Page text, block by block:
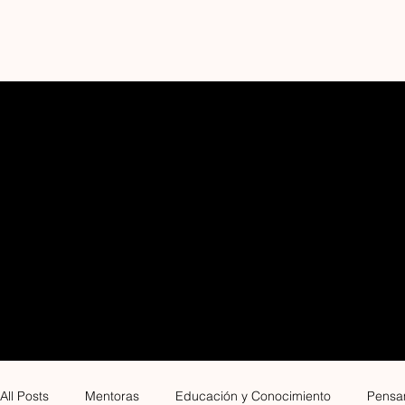
All Posts Mentoras Educación y Conocimiento